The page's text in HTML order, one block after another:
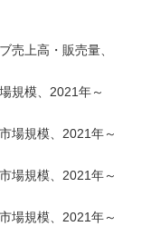
上高・販売量、
規模、2021年～
規模、2021年～
規模、2021年～
規模、2021年～